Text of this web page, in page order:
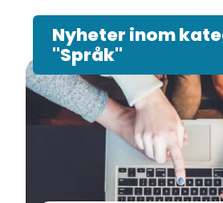
Nyheter inom
"Språk"